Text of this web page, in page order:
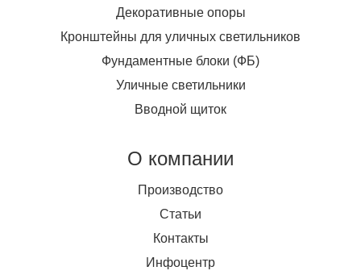
Декоративные опоры
Кронштейны для уличных светильников
Фундаментные блоки (ФБ)
Уличные светильники
Вводной щиток
О компании
Производство
Статьи
Контакты
Инфоцентр